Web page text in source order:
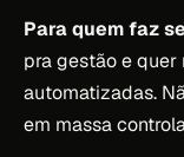
Para quem faz
pra gestão e
automatizadas.
em massa